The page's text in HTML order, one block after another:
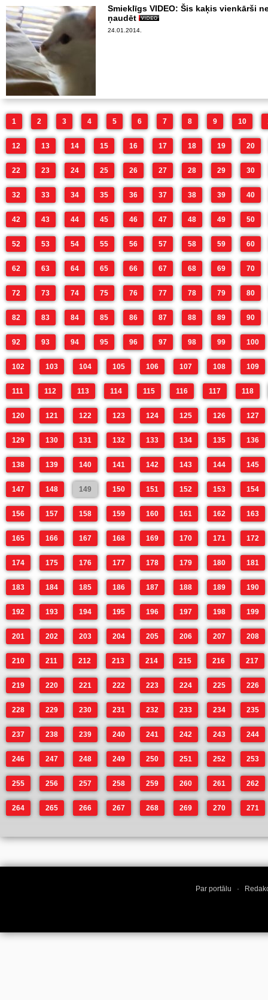
Smieklīgs VIDEO: Šis kaķis vienkārši
ņaudēt
24.01.2014.
1 2 3 4 5 6 7 8 9 10
12 13 14 15 16 17 18 19 20
22 23 24 25 26 27 28 29 30
32 33 34 35 36 37 38 39 40
42 43 44 45 46 47 48 49 50
52 53 54 55 56 57 58 59 60
62 63 64 65 66 67 68 69 70
72 73 74 75 76 77 78 79 80
82 83 84 85 86 87 88 89 90
92 93 94 95 96 97 98 99 100
102 103 104 105 106 107 108 109
111 112 113 114 115 116 117 118
120 121 122 123 124 125 126 127
129 130 131 132 133 134 135 136
138 139 140 141 142 143 144 145
147 148 149 150 151 152 153 154
156 157 158 159 160 161 162 163
165 166 167 168 169 170 171 172
174 175 176 177 178 179 180 181
183 184 185 186 187 188 189 190
192 193 194 195 196 197 198 199
201 202 203 204 205 206 207 208
210 211 212 213 214 215 216 217
219 220 221 222 223 224 225 226
228 229 230 231 232 233 234 235
237 238 239 240 241 242 243 244
246 247 248 249 250 251 252 253
255 256 257 258 259 260 261 262
264 265 266 267 268 269 270 271
Par portālu ·